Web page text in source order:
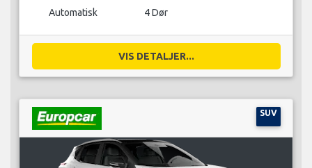
Automatisk 4 Dør
VIS DETALJER...
SUV